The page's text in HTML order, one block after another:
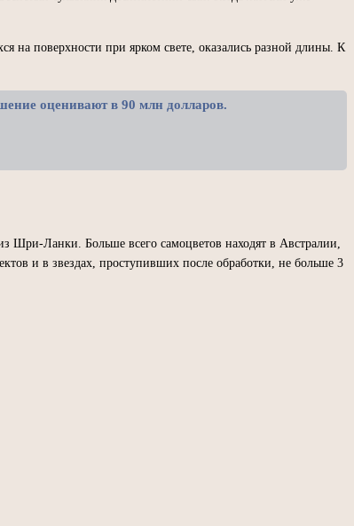
на поверхности при ярком свете, оказались разной длины. К
оценивают в 90 млн долларов.
Шри-Ланки. Больше всего самоцветов находят в Австралии,
и в звездах, проступивших после обработки, не больше 3